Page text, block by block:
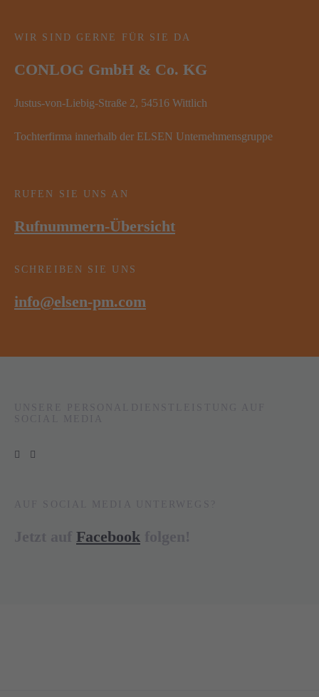
WIR SIND GERNE FÜR SIE DA
CONLOG GmbH & Co. KG
Justus-von-Liebig-Straße 2, 54516 Wittlich
Tochterfirma innerhalb der ELSEN Unternehmensgruppe
RUFEN SIE UNS AN
Rufnummern-Übersicht
SCHREIBEN SIE UNS
info@elsen-pm.com
Facebook